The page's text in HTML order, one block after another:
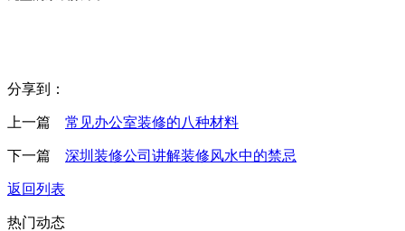
分享到：
上一篇 常见办公室装修的八种材料
下一篇 深圳装修公司讲解装修风水中的禁忌
返回列表
热门动态